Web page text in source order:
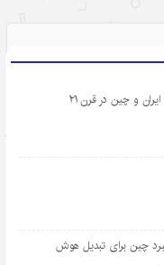
و چین در قرن ۲۱
چین برای تبدیل هوش